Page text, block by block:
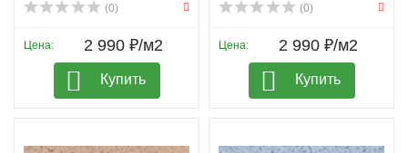
(0)
Цена: 2 990 ₽/м2
Купить
(0)
Цена: 2 990 ₽/м2
Купить